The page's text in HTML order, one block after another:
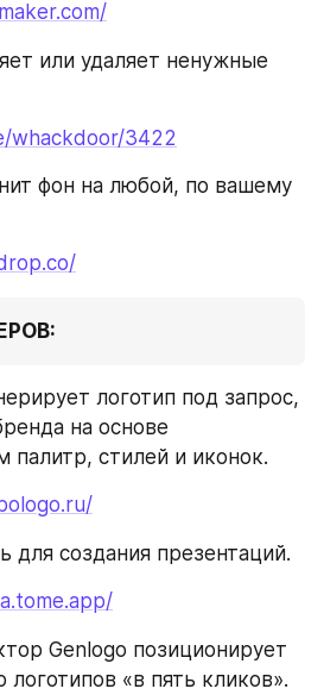
или удаляет ненужные
whackdoor/3422
фон на любой, по вашему
логотип под запрос,
на основе
палитр, стилей и иконок.
для создания презентаций.
Genlogo позиционирует
логотипов «в пять кликов».